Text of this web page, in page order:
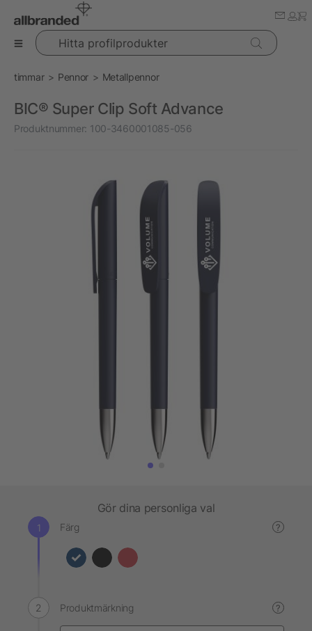
Hitta profilprodukter
timmar Pennor Metallpennor
BIC® Super Clip Soft Advance
Produktnummer: 100-3460001085-056
Gör dina personliga val
Färg ?
Produktmärkning ?